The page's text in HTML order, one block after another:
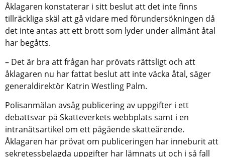
Åklagaren konstaterar i sitt beslut att det inte finns
tillräckliga skäl att gå vidare med förundersökningen då
det inte antas att ett brott som lyder under allmänt åtal
har begåtts.
– Det är bra att frågan har prövats rättsligt och att
åklagaren nu har fattat beslut att inte väcka åtal, säger
generaldirektör Katrin Westling Palm.
Polisanmälan avsåg publicering av uppgifter i ett
debattsvar på Skatteverkets webbplats samt i en
intranätsartikel om ett pågående skatteärende.
Åklagaren har prövat om publiceringen har inneburit att
sekretessbelagda uppgifter har lämnats ut och i så fall